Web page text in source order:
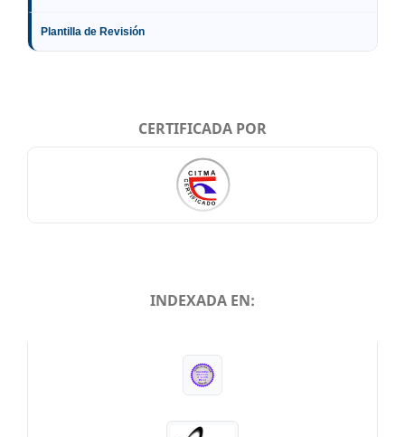
Plantilla de Revisión
CERTIFICADA POR
INDEXADA EN: